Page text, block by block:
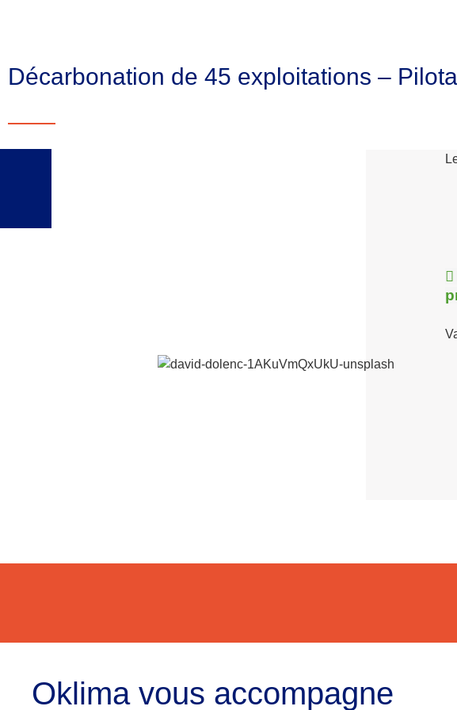
Décarbonation de 45 exploitations –

Oklima vous accompagne